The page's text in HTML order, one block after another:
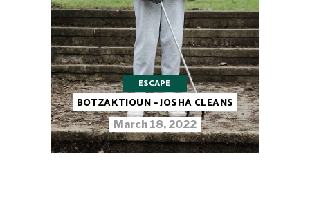
ESCAPE
BOTZAKTIOUN – JOSHA CLEANS
March 18, 2022